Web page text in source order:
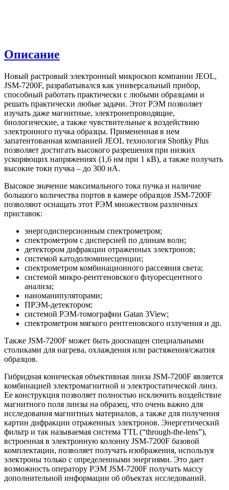
Описание
Новый растровый электронный микроскоп компании JEOL,
JSM-7200F, разрабатывался как универсальный прибор,
способный работать практически с любыми образцами и
решать практически любые задачи. Этот РЭМ позволяет
изучать даже магнитные, электронепроводящие,
биологические, а также чувствительные к воздействию
электронного пучка образцы. Примененная в нем
запатентованная компанией JEOL технология Shottky Plus
позволяет достигать высокого разрешения при низких
ускоряющих напряжениях (1,6 нм при 1 кВ), а также получать
высокие токи пучка – до 300 нА.
Высокое значение максимального тока пучка и наличие
большого количества портов в камере образцов JSM-7200F
позволяют оснащать этот РЭМ множеством различных
приставок:
энергодисперсионным спектрометром;
спектрометром с дисперсией по длинам волн;
детектором дифракции отраженных электронов;
системой катодолюминесценции;
спектрометром комбинационного рассеяния света;
системой микро-рентгеновского флуоресцентного
анализа;
наноманипуляторами;
ПРЭМ-детектором;
системой РЭМ-томографии Gatan 3View;
спектрометром мягкого рентгеновского излучения и др.
Также JSM-7200F может быть дооснащен специальными
столиками для нагрева, охлаждения или растяжения/сжатия
образцов.
Гибридная коническая объективная линза JSM-7200F является
комбинацией электромагнитной и электростатической линз.
Ее конструкция позволяет полностью исключить воздействие
магнитного поля линзы на образец, что очень важно для
исследования магнитных материалов, а также для получения
картин дифракции отраженных электронов. Энергетический
фильтр и так называемая система TTL (“through-the-lens”),
встроенная в электронную колонну JSM-7200F базовой
комплектации, позволяет получать изображения, используя
электроны только с определенными энергиями. Это дает
возможность оператору РЭМ JSM-7200F получать массу
дополнительной информации об объектах исследований.